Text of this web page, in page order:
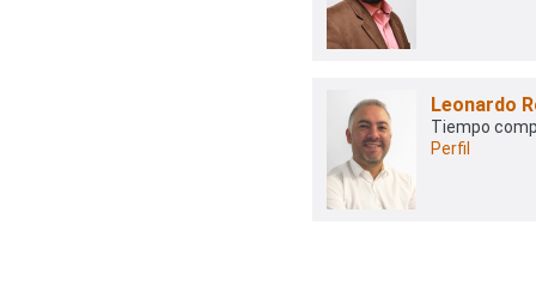
Leonardo
Tiempo
Perfil